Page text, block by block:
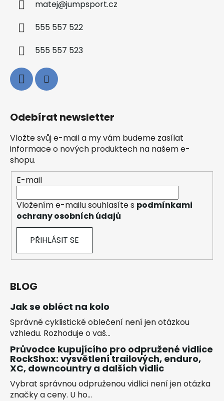
matej@jumpsport.cz
555 557 522
555 557 523
Odebírat newsletter
Vložte svůj e-mail a my vám budeme zasílat
informace o nových produktech na našem e-
shopu.
E-mail
Vložením e-mailu souhlasíte s podmínkami
ochrany osobních údajů
PŘIHLÁSIT SE
BLOG
Jak se obléct na kolo
Správné cyklistické oblečení není jen otázkou
vzhledu. Rozhoduje o vaš...
Průvodce kupujícího pro odpružené vidlice
RockShox: vysvětlení trailových, enduro,
XC, downcountry a dalších vidlic
Vybrat správnou odpruženou vidlici není jen otázka
značky a ceny. U ho...